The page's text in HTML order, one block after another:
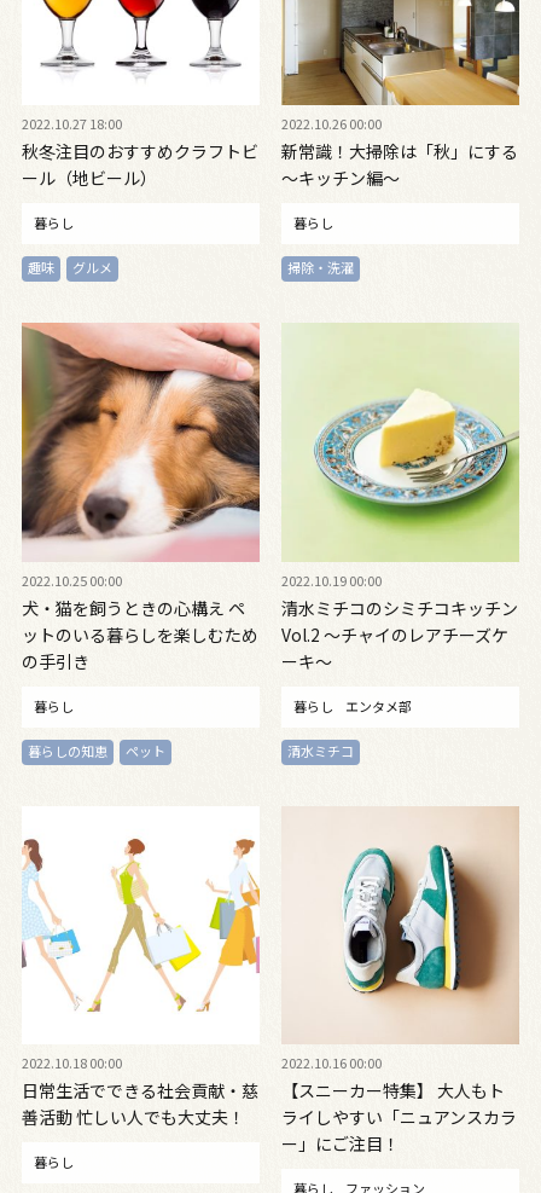
2022.10.27 18:00
秋冬注目のおすすめクラフトビ
ール（地ビール）
暮らし
趣味 グルメ
2022.10.26 00:00
新常識！大掃除は「秋」にする
〜キッチン編〜
暮らし
掃除・洗濯
2022.10.25 00:00
犬・猫を飼うときの心構え ペ
ットのいる暮らしを楽しむため
の手引き
暮らし
暮らしの知恵 ペット
2022.10.19 00:00
清水ミチコのシミチコキッチン
Vol.2 〜チャイのレアチーズケ
ーキ〜
暮らし エンタメ部
清水ミチコ
2022.10.18 00:00
日常生活でできる社会貢献・慈
善活動 忙しい人でも大丈夫！
暮らし
2022.10.16 00:00
【スニーカー特集】 大人もト
ライしやすい「ニュアンスカラ
ー」にご注目！
暮らし ファッション